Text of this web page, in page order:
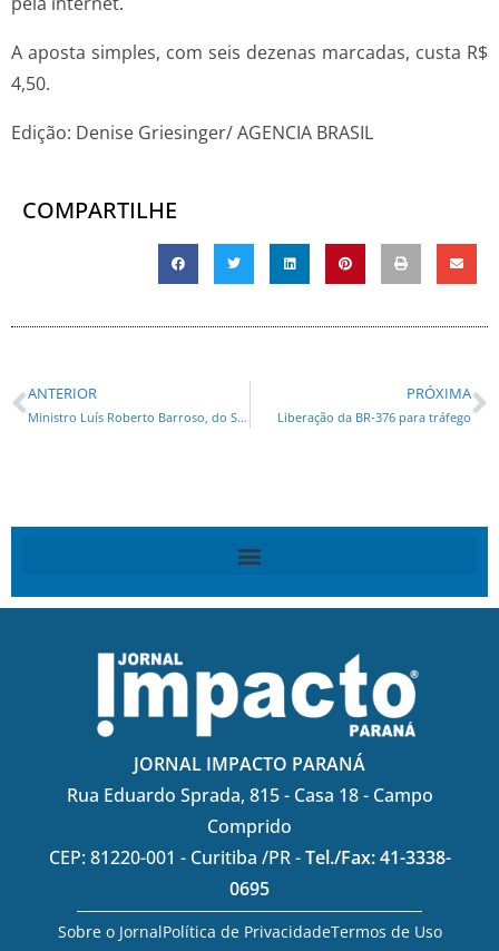
A aposta simples, com seis dezenas marcadas, custa R$
4,50.
Edição: Denise Griesinger/ AGENCIA BRASIL
COMPARTILHE
ANTERIOR
Ministro Luís Roberto Barroso, do STF, recebe alta hospitalar
PRÓXIMA
Liberação da BR-376 para tráfego
JORNAL IMPACTO PARANÁ
Rua Eduardo Sprada, 815 - Casa 18 - Campo
Comprido
CEP: 81220-001 - Curitiba /PR -Tel./Fax: 41-3338-
0695
Sobre o JornalPolítica de PrivacidadeTermos de Uso